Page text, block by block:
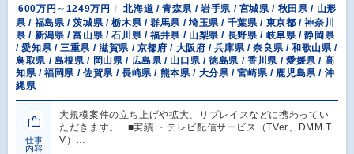
600万円～1249万円
北海道 / 青森県 / 岩手県 / 宮城県 / 秋田県 / 山形
県 / 福島県 / 茨城県 / 栃木県 / 群馬県 / 埼玉県 / 千葉県 / 東京都 / 神奈川
県 / 新潟県 / 富山県 / 石川県 / 福井県 / 山梨県 / 長野県 / 岐阜県 / 静岡県
/ 愛知県 / 三重県 / 滋賀県 / 京都府 / 大阪府 / 兵庫県 / 奈良県 / 和歌山県 /
鳥取県 / 島根県 / 岡山県 / 広島県 / 山口県 / 徳島県 / 香川県 / 愛媛県 / 高
知県 / 福岡県 / 佐賀県 / 長崎県 / 熊本県 / 大分県 / 宮崎県 / 鹿児島県 / 沖
縄県
仕事
内容
大規模案件の立ち上げや拡大、リプレイスなどに携わってい
ただきます。 ■実績 ・テレビ配信サービス（TVer、DMM T
V）…